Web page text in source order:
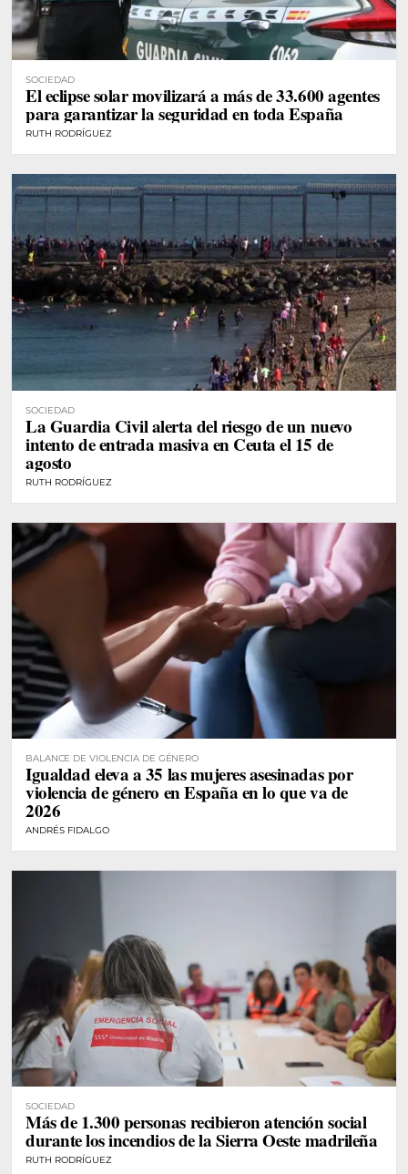
SOCIEDAD
El eclipse solar movilizará a más de 33.600 agentes
para garantizar la seguridad en toda España
RUTH RODRÍGUEZ
SOCIEDAD
La Guardia Civil alerta del riesgo de un nuevo
intento de entrada masiva en Ceuta el 15 de
agosto
RUTH RODRÍGUEZ
BALANCE DE VIOLENCIA DE GÉNERO
Igualdad eleva a 35 las mujeres asesinadas por
violencia de género en España en lo que va de
2026
ANDRÉS FIDALGO
SOCIEDAD
Más de 1.300 personas recibieron atención social
durante los incendios de la Sierra Oeste madrileña
RUTH RODRÍGUEZ